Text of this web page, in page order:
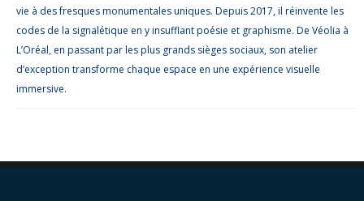
vie à des fresques monumentales uniques. Depuis 2017, il réinvente les
codes de la signalétique en y insufflant poésie et graphisme. De Véolia à
L’Oréal, en passant par les plus grands sièges sociaux, son atelier
d’exception transforme chaque espace en une expérience visuelle
immersive.